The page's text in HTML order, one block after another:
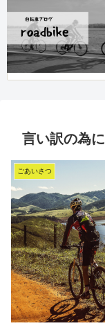
言い訳の為に
ごあいさつ